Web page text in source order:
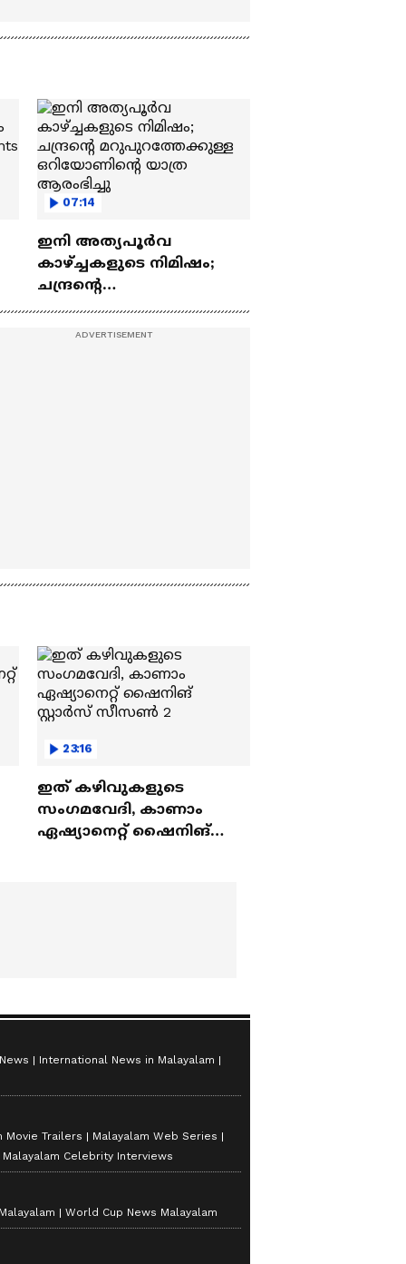
07:14
ഇനി അത്യപൂര്‍വ
കാഴ്ച്ചകളുടെ നിമിഷം;
ചന്ദ്രന്റെ
23:16
ഇത് കഴിവുകളുടെ
സംഗമവേദി, കാണാം
ഏഷ്യാനെറ്റ് ഷൈനിങ്
International News in Malayalam
Movie Trailers
Malayalam Web Series
Malayalam Celebrity Interviews
World Cup News Malayalam